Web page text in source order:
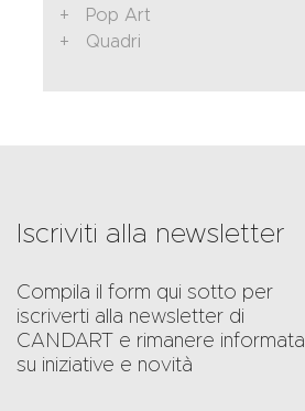
Pop Art
Quadri
Iscriviti alla newsletter
Compila il form qui sotto per
iscriverti alla newsletter di
CANDART e rimanere informata
su iniziative e novità